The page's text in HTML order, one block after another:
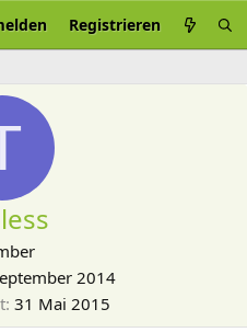
Registrieren
2014
31 Mai 2015